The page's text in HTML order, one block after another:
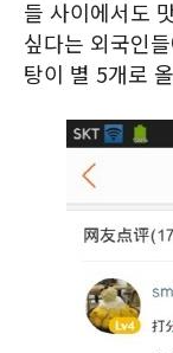
들 사이에서도
싶다는 외국인
탕이 별 5개로